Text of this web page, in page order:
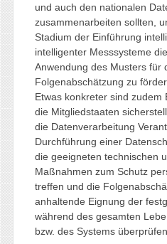
und auch den nationalen
zusammenarbeiten sollten,
Stadium der Einführung
intelligenter Messsysteme
Anwendung des Musters für
Folgenabschätzung zu
Etwas konkreter sind zudem
die Mitgliedstaaten
die Datenverarbeitung
Durchführung einer
die geeigneten technischen
Maßnahmen zum Schutz
treffen und die
anhaltende Eignung der
während des gesamten
bzw. des Systems überprüfen.